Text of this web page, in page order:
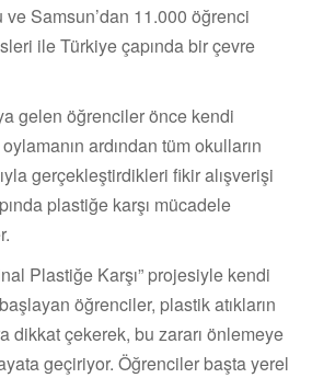
Samsun’dan 11.000 öğrenci
ile Türkiye çapında bir çevre
gelen öğrenciler önce kendi
ardından tüm okulların
gerçekleştirdikleri fikir alışverişi
plastiğe karşı mücadele
Plastiğe Karşı” projesiyle kendi
öğrenciler, plastik atıkların
dikkat çekerek, bu zararı önlemeye
geçiriyor. Öğrenciler başta yerel